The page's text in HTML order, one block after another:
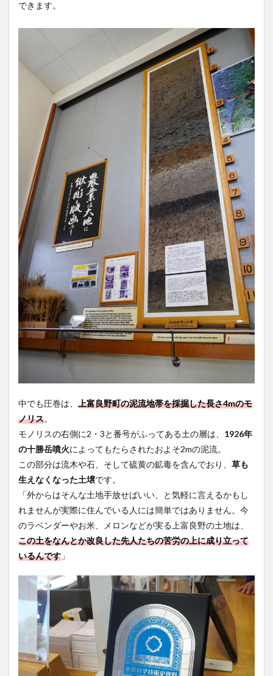
できます。
中でも圧巻は、 上富良野町の泥流地帯を採掘した長さ4mのモ
ノリス。
モノリスの右側に2・3と番号がふってある土の層は、 1926年
の十勝岳噴火によってもたらされたおよそ2mの泥流。
この部分は流木や石、そして硫黄の鉱毒を含んでおり、 草も
生えなくなった土壌です。
「外からはそんな土地手放せばいい、と気軽に言えるかもし
れませんが実際に住んでいる人には簡単ではありません。今
のラベンダーやお米、メロンなどが実る上富良野の土地は、
この土をなんとか改良した先人たちの苦労の上に成り立って
いるんです 」